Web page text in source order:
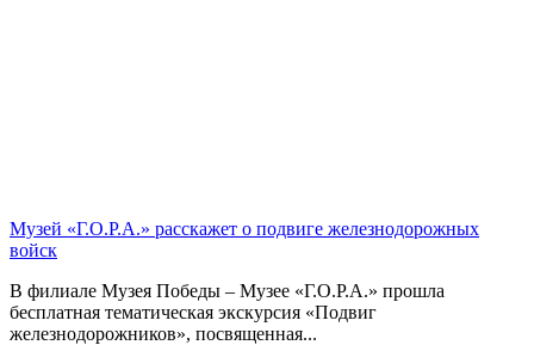
Музей «Г.О.Р.А.» расскажет о подвиге железнодорожных
войск
В филиале Музея Победы – Музее «Г.О.Р.А.» прошла
бесплатная тематическая экскурсия «Подвиг
железнодорожников», посвященная...